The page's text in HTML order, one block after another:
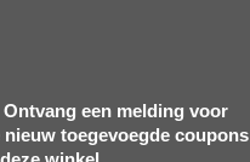
Ontvang een melding voor
nieuw toegevoegde coupons